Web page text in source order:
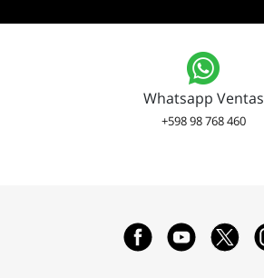
Whatsapp Ventas
+598 98 768 460